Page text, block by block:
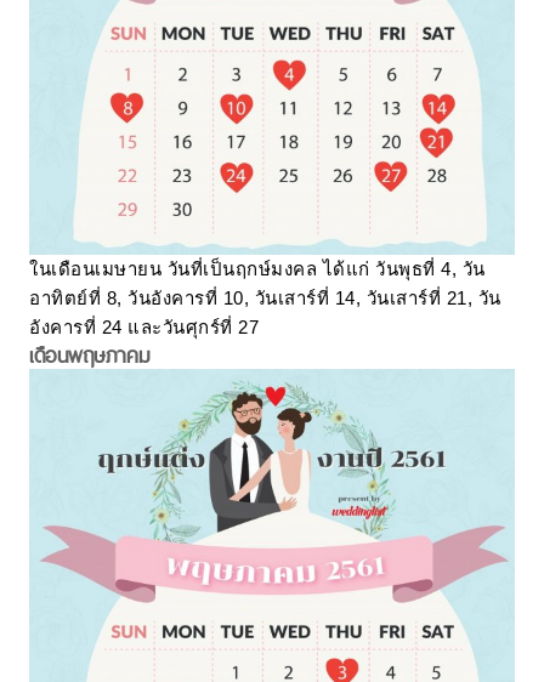
ในเดือนเมษายน วันที่เป็นฤกษ์มงคล ได้แก่ วันพุธที่ 4, วัน
อาทิตย์ที่ 8, วันอังคารที่ 10, วันเสาร์ที่ 14, วันเสาร์ที่ 21, วัน
อังคารที่ 24 และวันศุกร์ที่ 27
เดือนพฤษภาคม